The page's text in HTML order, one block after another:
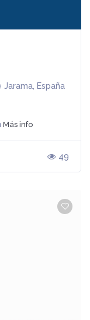
España
Más info
49